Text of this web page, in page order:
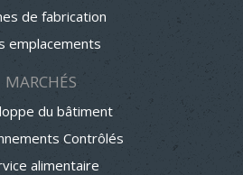
de fabrication
emplacements
MARCHÉS
du bâtiment
Contrôlés
alimentaire